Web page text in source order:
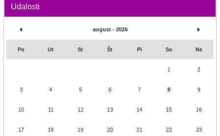
Udalosti
august - 2026
Po Ut St Št Pi So Ne
1 2
3 4 5 6 7 8 9
10 11 12 13 14 15 16
17 18 19 20 21 22 23